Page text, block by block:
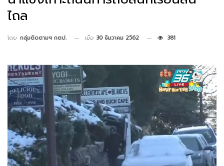
ไถล
โดย กลุ่มติดตามฯ กตป. เมื่อ 30 ธันวาคม 2562 381